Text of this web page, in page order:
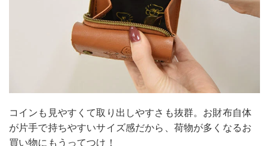
コインも見やすくて取り出しやすさも抜群。お財布自体
が片手で持ちやすいサイズ感だから、荷物が多くなるお
買い物にもうってつけ！